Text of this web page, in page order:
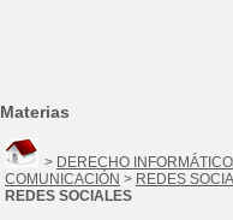
Materias
> DERECHO INFORMÁTICO
COMUNICACIÓN > REDES
REDES SOCIALES